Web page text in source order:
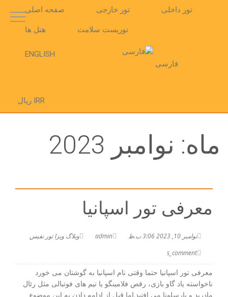
صفحه اصلی تور خارجی تور داخلی
هتل ها توریست سلامت
ENGLISH
فارسی
IRR ریال
ماه: نوامبر 2023
معرفی تور اسپانیا
نوامبر 10, 2023 3:06 ب.ظ admin
وبلاگ ویزا تور نفیس
s_comment
معرفی تور اسپانیا حتما وقتی نام اسپانیا به گوشتان می خورد
ناخواسته یاد گاو بازی، رقص فلامینگو یا تیم های فوتبالی مثل رئال
مادرید و بارسلونا می افتید.اما قبل از ادامه دادن به این موضوع